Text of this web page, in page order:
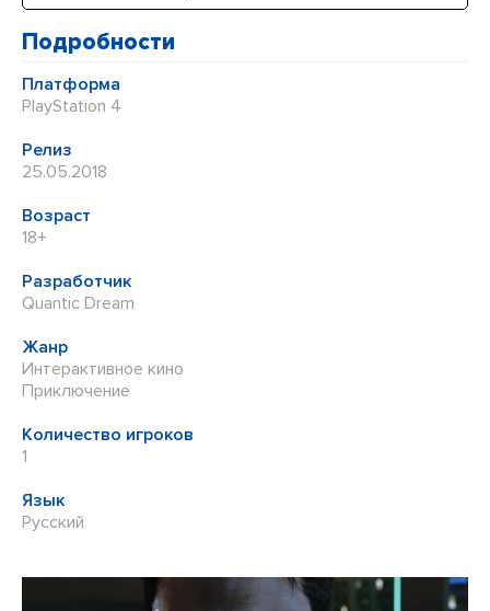
Подробности
Платформа
PlayStation 4
Релиз
25.05.2018
Возраст
18+
Разработчик
Quantic Dream
Жанр
Интерактивное кино
Приключение
Количество игроков
1
Язык
Русский